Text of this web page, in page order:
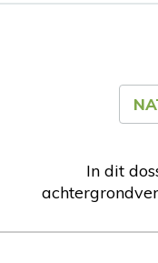
In dit